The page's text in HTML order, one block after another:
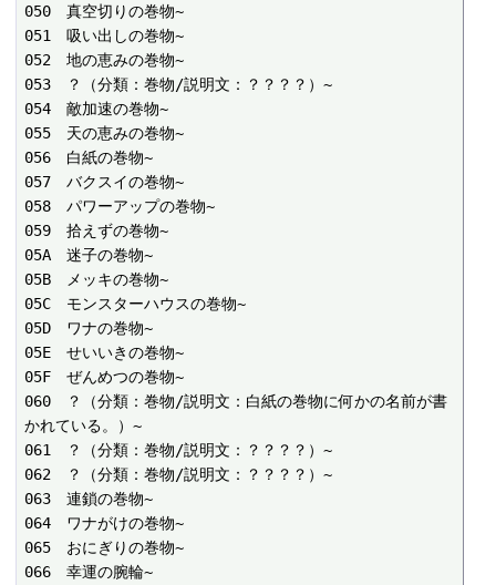
050　真空切りの巻物~
051　吸い出しの巻物~
052　地の恵みの巻物~
053　？（分類：巻物/説明文：？？？？）~
054　敵加速の巻物~
055　天の恵みの巻物~
056　白紙の巻物~
057　バクスイの巻物~
058　パワーアップの巻物~
059　拾えずの巻物~
05A　迷子の巻物~
05B　メッキの巻物~
05C　モンスターハウスの巻物~
05D　ワナの巻物~
05E　せいいきの巻物~
05F　ぜんめつの巻物~
060　？（分類：巻物/説明文：白紙の巻物に何かの名前が書
かれている。）~
061　？（分類：巻物/説明文：？？？？）~
062　？（分類：巻物/説明文：？？？？）~
063　連鎖の巻物~
064　ワナがけの巻物~
065　おにぎりの巻物~
066　幸運の腕輪~